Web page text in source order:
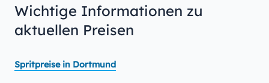
Wichtige Informationen zu
aktuellen Preisen
Spritpreise in Dortmund